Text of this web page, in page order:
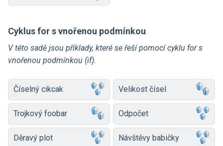
Cyklus for s vnořenou podmínkou
V této sadě jsou příklady, které se řeší pomocí cyklu for s
vnořenou podmínkou (if).
Číselný cikcak Velikost čísel
Trojkový foobar Odpočet
Děravý plot Návštěvy babičky